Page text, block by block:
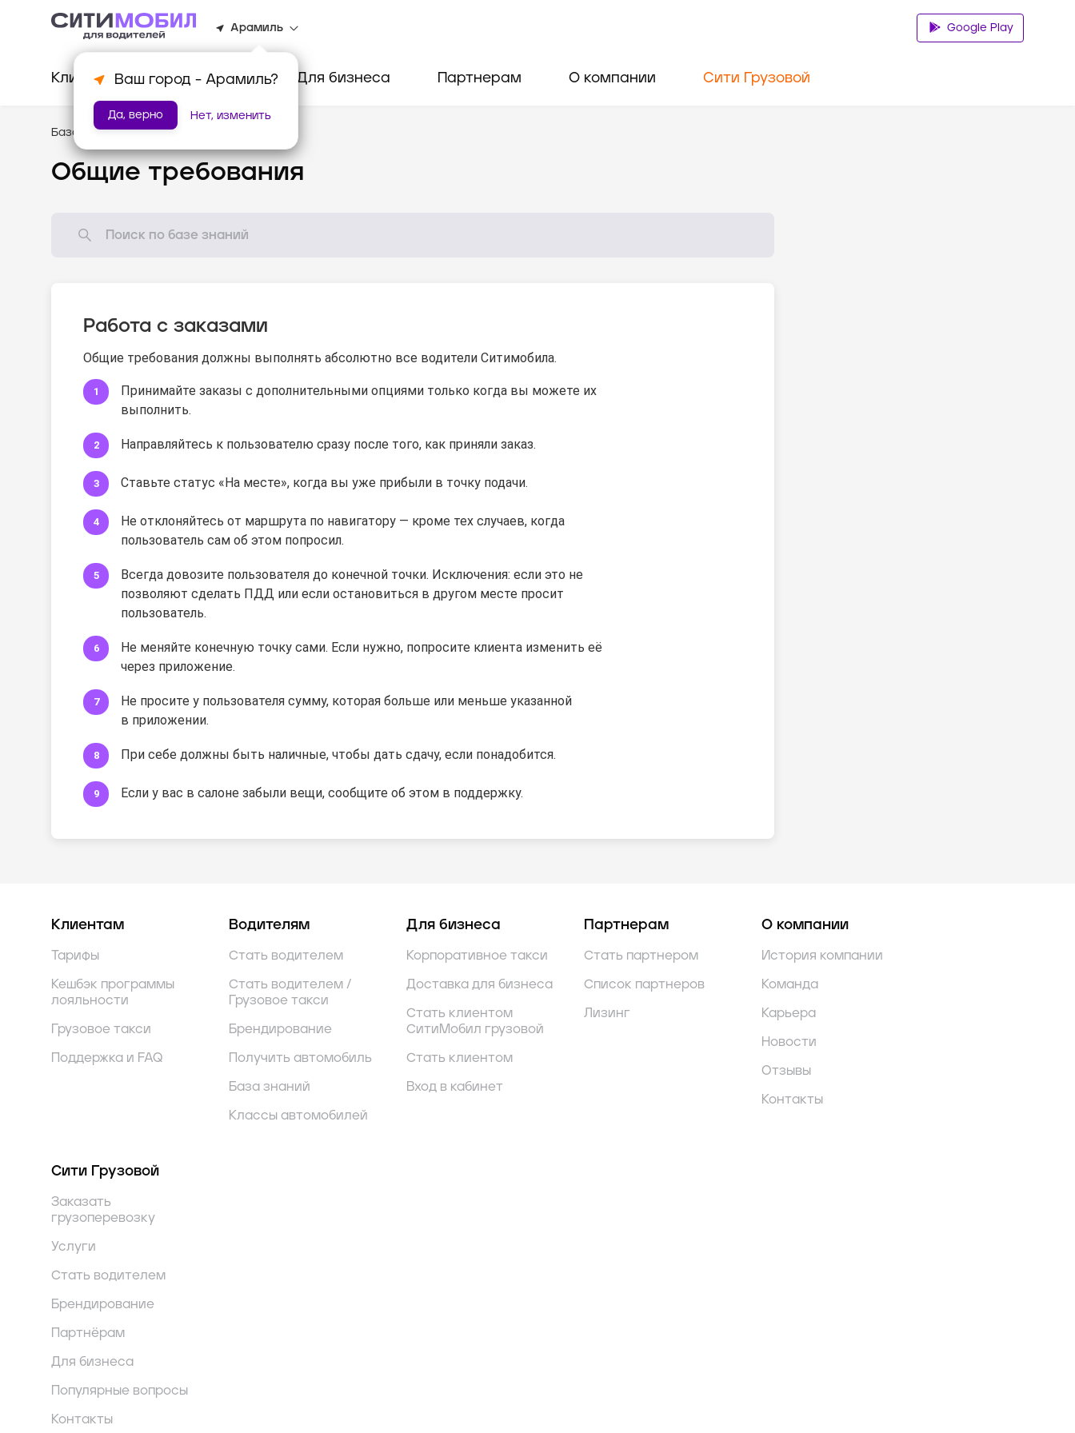
Арамиль
Ваш город - Арамиль?
Да, верно Нет, изменить
Google Play
Клиентам Водителям Для бизнеса Партнерам О компании Сити Грузовой
База знаний /Стандарты оказания услуг
Общие требования
Работа с заказами
Общие требования должны выполнять абсолютно все водители Ситимобила.
Принимайте заказы с дополнительными опциями только когда вы можете их
выполнить.
Направляйтесь к пользователю сразу после того, как приняли заказ.
Ставьте статус «На месте», когда вы уже прибыли в точку подачи.
Не отклоняйтесь от маршрута по навигатору — кроме тех случаев, когда
пользователь сам об этом попросил.
Всегда довозите пользователя до конечной точки. Исключения: если это не
позволяют сделать ПДД или если остановиться в другом месте просит
пользователь.
Не меняйте конечную точку сами. Если нужно, попросите клиента изменить её
через приложение.
Не просите у пользователя сумму, которая больше или меньше указанной
в приложении.
При себе должны быть наличные, чтобы дать сдачу, если понадобится.
Если у вас в салоне забыли вещи, сообщите об этом в поддержку.
Клиентам
Тарифы
Кешбэк программы
лояльности
Грузовое такси
Поддержка и FAQ
Водителям
Стать водителем
Стать водителем /
Грузовое такси
Брендирование
Получить автомобиль
База знаний
Классы автомобилей
Для бизнеса
Корпоративное такси
Доставка для бизнеса
Стать клиентом
СитиМобил грузовой
Стать клиентом
Вход в кабинет
Партнерам
Стать партнером
Список партнеров
Лизинг
О компании
История компании
Команда
Карьера
Новости
Отзывы
Контакты
Сити Грузовой
Заказать
грузоперевозку
Услуги
Стать водителем
Брендирование
Партнёрам
Для бизнеса
Популярные вопросы
Контакты